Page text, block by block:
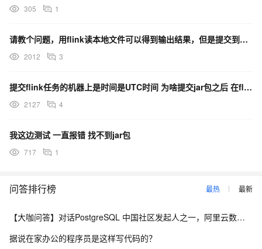
305 1
请教个问题，用flink读本地文件可以得到输出结果，但是提交到flink单机模式服务器上执行jar包
2012 3
提交flink任务的机器上是时间是UTC时间 为啥提交jar包之后 在flink web ui 显
2127 4
我这边测试 一直报错 找不到jar包
717 1
问答排行榜 最热 最新
【大咖问答】对话PostgreSQL 中国社区发起人之一，阿里云数据库高级专家 德哥
据说在家办公的程序员是这样写代码的？